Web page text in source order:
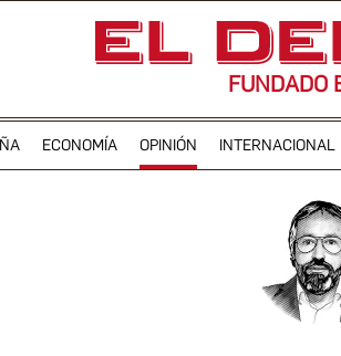
FUNDADO
ECONOMÍA OPINIÓN INTERNACIONAL